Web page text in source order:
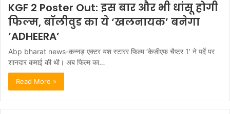
KGF 2 Poster Out: इस बार और भी धांसू होगी
फिल्म, बॉलीवुड का ये ‘खलनायक’ बनेगा
‘ADHEERA’
Abp bharat news-कन्नड़ एक्टर यश स्टारर फिल्म ‘केजीएफ चैप्टर 1’ ने पर्दे पर
शानदार कमाई की थी। अब फिल्म का…
Read More »